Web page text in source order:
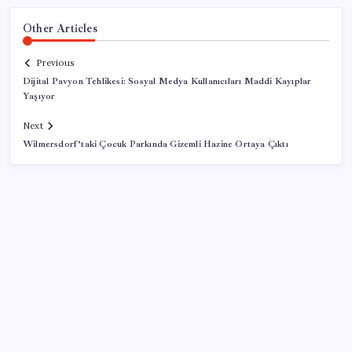
Other Articles
Previous
Dijital Pavyon Tehlikesi: Sosyal Medya Kullanıcıları Maddi Kayıplar
Yaşıyor
Next
Wilmersdorf’taki Çocuk Parkında Gizemli Hazine Ortaya Çıktı